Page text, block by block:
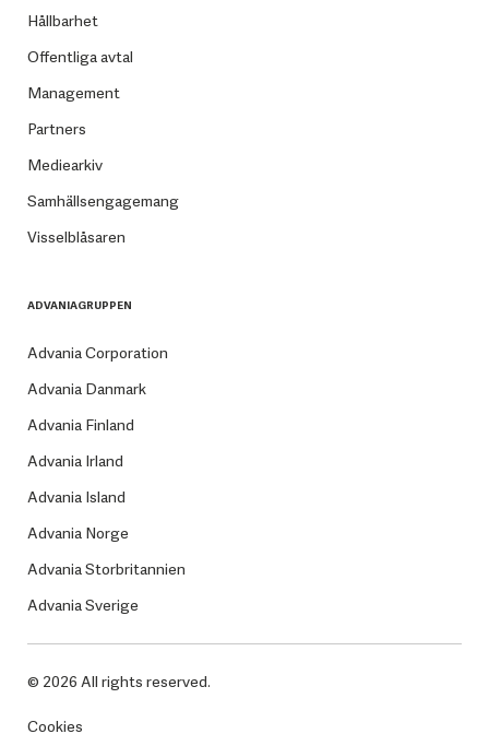
Hållbarhet
Offentliga avtal
Management
Partners
Mediearkiv
Samhällsengagemang
Visselblåsaren
ADVANIAGRUPPEN
Advania Corporation
Advania Danmark
Advania Finland
Advania Irland
Advania Island
Advania Norge
Advania Storbritannien
Advania Sverige
© 2026 All rights reserved.
Cookies